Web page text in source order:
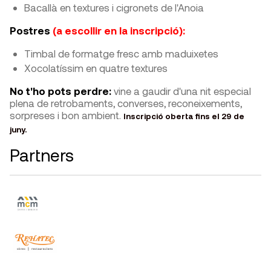
Bacallà en textures i cigronets de l'Anoia
Postres (a escollir en la inscripció):
Timbal de formatge fresc amb maduixetes
Xocolatíssim en quatre textures
No t'ho pots perdre: vine a gaudir d'una nit especial
plena de retrobaments, converses, reconeixements,
sorpreses i bon ambient. Inscripció oberta fins el 29 de
juny.
Partners